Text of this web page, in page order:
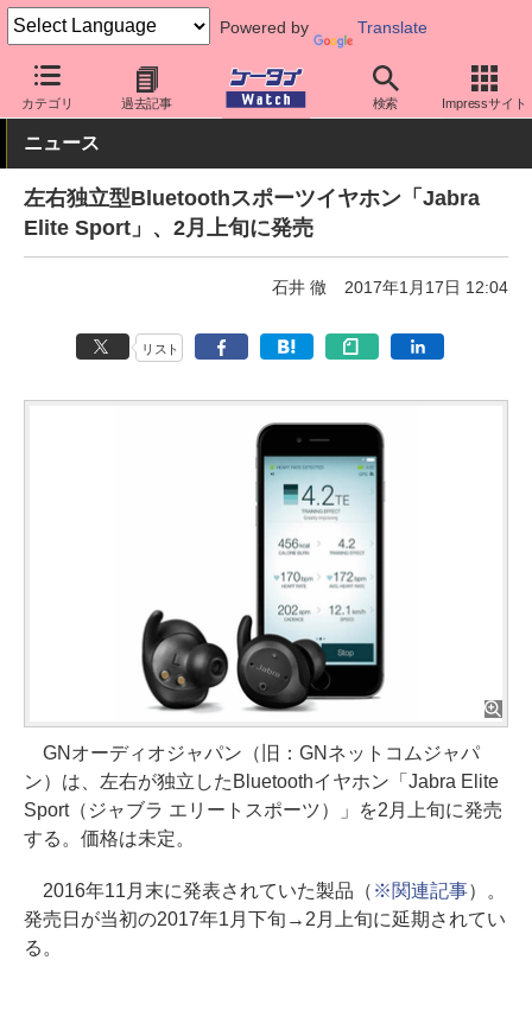
Powered by Translate
カテゴリ 過去記事 検索 Impressサイト
ケータイ Watch 周辺機器/アクセサリー オーディオ
ニュース
左右独立型Bluetoothスポーツイヤホン「Jabra
Elite Sport」、2月上旬に発売
石井 徹 2017年1月17日 12:04
リスト
GNオーディオジャパン（旧：GNネットコムジャパ
ン）は、左右が独立したBluetoothイヤホン「Jabra Elite
Sport（ジャブラ エリートスポーツ）」を2月上旬に発売
する。価格は未定。
2016年11月末に発表されていた製品（ ※関連記事）。
発売日が当初の2017年1月下旬→2月上旬に延期されてい
る。